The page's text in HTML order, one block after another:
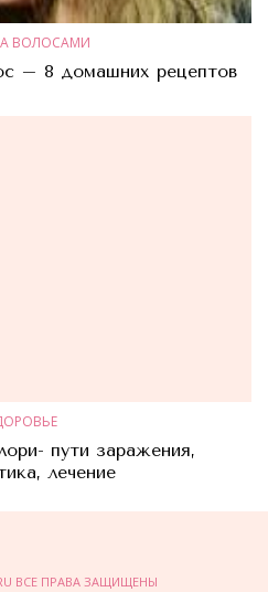
ВОЛОСАМИ
– 8 домашних рецептов
пути заражения,
лечение
ВСЕ ПРАВА ЗАЩИЩЕНЫ